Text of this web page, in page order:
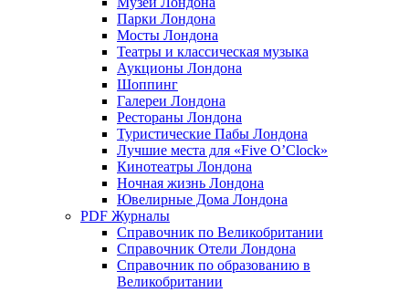
Парки Лондона
Мосты Лондона
Театры и классическая музыка
Аукционы Лондона
Шоппинг
Галереи Лондона
Рестораны Лондона
Туристические Пабы Лондона
Лучшие места для «Five O’Clock»
Кинотеатры Лондона
Ночная жизнь Лондона
Ювелирные Дома Лондона
PDF Журналы
Справочник по Великобритании
Справочник Отели Лондона
Справочник по образованию в
Великобритании